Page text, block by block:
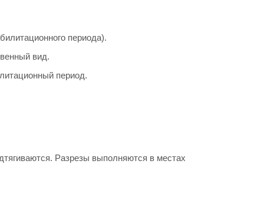
периода).
вид.
период.
Разрезы выполняются в местах